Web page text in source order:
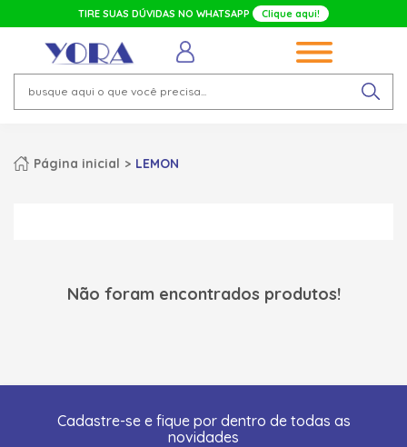
TIRE SUAS DÚVIDAS NO WHATSAPP Clique aqui!
Página inicial LEMON
Não foram encontrados produtos!
Cadastre-se e fique por dentro de todas as
novidades